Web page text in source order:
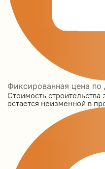
Фиксированная цена по
Стоимость строительства
остаётся неизменной в